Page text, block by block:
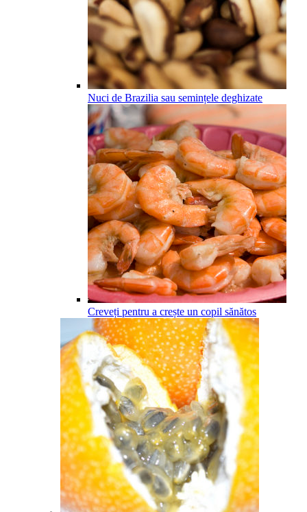
Nuci de Brazilia sau semințele deghizate
Creveți pentru a crește un copil sănătos